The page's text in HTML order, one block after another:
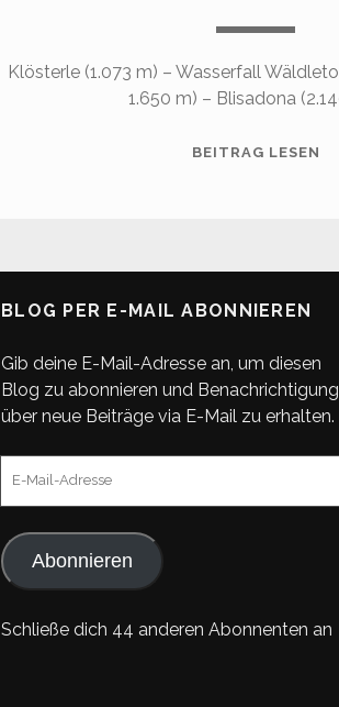
Klösterle (1.073 m) – Wasserfall
1.650 m) – Blisadona
BEITRAG LESEN
BLOG PER E-MAIL ABONNIEREN
Gib deine E-Mail-Adresse an, um diesen
Blog zu abonnieren und
über neue Beiträge via E-Mail zu erhalten.
Abonnieren
Schließe dich 44 anderen Abonnenten an